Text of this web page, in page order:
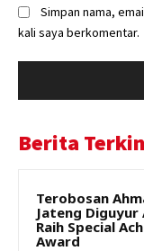
Simpan nama,
kali saya berkomentar.
Berita
Terobosan
Jateng Diguyur
Raih Special
Award